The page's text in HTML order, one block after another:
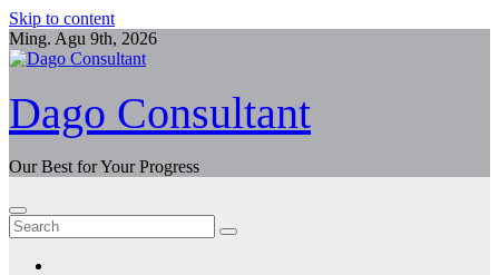
Skip to content
Ming. Agu 9th, 2026
Dago Consultant
Our Best for Your Progress